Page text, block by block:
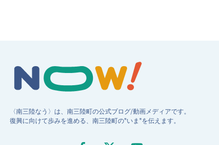
〈南三陸なう〉は、南三陸町の公式ブログ/動画メディアです。
復興に向けて歩みを進める、南三陸町の"いま"を伝えます。